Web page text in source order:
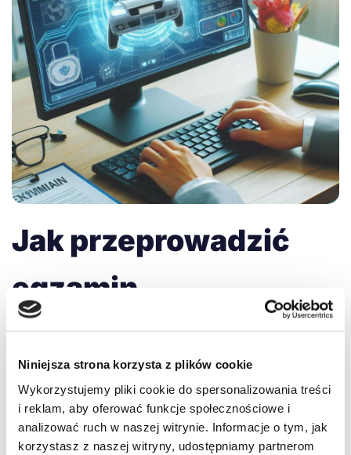
Niniejsza strona korzysta z plików cookie
Wykorzystujemy pliki cookie do spersonalizowania treści
i reklam, aby oferować funkcje społecznościowe i
analizować ruch w naszej witrynie. Informacje o tym, jak
korzystasz z naszej witryny, udostępniamy partnerom
Jak przeprowadzić
egzamin
wewnętrzny?
Klaudia Egzamin wewnętrzny,Instrukcje,Najczęstsze
pytania
16 września 2024
KROK 1: KLIKNIJ “EGZAMIN WEWNĘTRZNY” KROK 2:
URUCHOM TERMINAL KROK 3: WYBIERZ KATEGORIĘ I